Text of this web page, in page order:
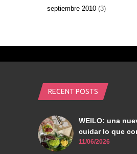
septiembre 2010(3)
RECENT POSTS
WEILO: una
cuidar lo que
11/06/2026